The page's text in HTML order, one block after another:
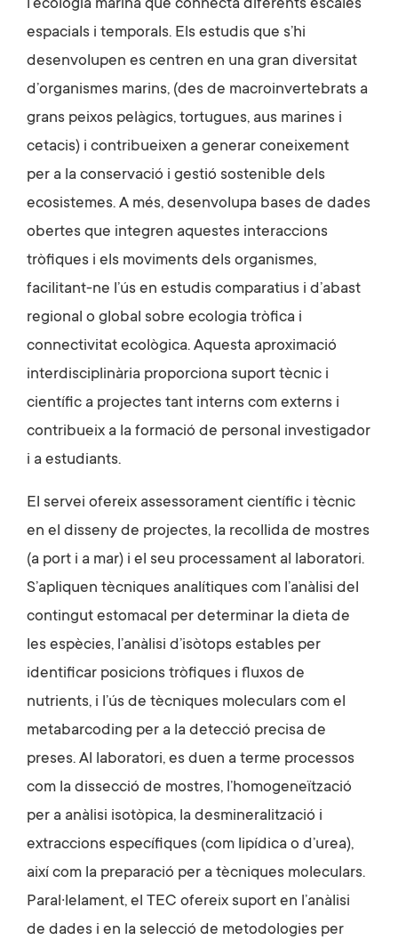
l’ecologia marina que connecta diferents escales
espacials i temporals. Els estudis que s’hi
desenvolupen es centren en una gran diversitat
d’organismes marins, (des de macroinvertebrats a
grans peixos pelàgics, tortugues, aus marines i
cetacis) i contribueixen a generar coneixement
per a la conservació i gestió sostenible dels
ecosistemes. A més, desenvolupa bases de dades
obertes que integren aquestes interaccions
tròfiques i els moviments dels organismes,
facilitant-ne l’ús en estudis comparatius i d’abast
regional o global sobre ecologia tròfica i
connectivitat ecològica. Aquesta aproximació
interdisciplinària proporciona suport tècnic i
científic a projectes tant interns com externs i
contribueix a la formació de personal investigador
i a estudiants.
El servei ofereix assessorament científic i tècnic
en el disseny de projectes, la recollida de mostres
(a port i a mar) i el seu processament al laboratori.
S’apliquen tècniques analítiques com l’anàlisi del
contingut estomacal per determinar la dieta de
les espècies, l’anàlisi d’isòtops estables per
identificar posicions tròfiques i fluxos de
nutrients, i l’ús de tècniques moleculars com el
metabarcoding per a la detecció precisa de
preses. Al laboratori, es duen a terme processos
com la dissecció de mostres, l’homogeneïtzació
per a anàlisi isotòpica, la desmineralització i
extraccions específiques (com lipídica o d’urea),
així com la preparació per a tècniques moleculars.
Paral·lelament, el TEC ofereix suport en l’anàlisi
de dades i en la selecció de metodologies per